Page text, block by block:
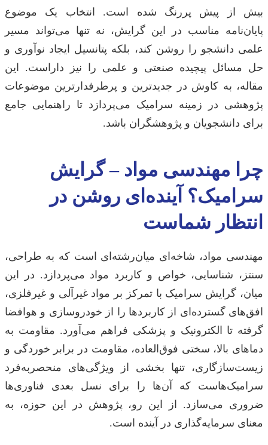
بیش از پیش پررنگ شده است. انتخاب یک موضوع
پایان‌نامه مناسب در این گرایش، نه تنها می‌تواند مسیر
علمی دانشجو را روشن کند، بلکه پتانسیل ایجاد نوآوری و
حل مسائل پیچیده صنعتی و علمی را نیز داراست. این
مقاله، به کاوش در جدیدترین و پرطرفدارترین موضوعات
پژوهشی در زمینه سرامیک می‌پردازد تا راهنمایی جامع
برای دانشجویان و پژوهشگران باشد.
چرا مهندسی مواد – گرایش
سرامیک؟ آینده‌ای روشن در
انتظار شماست
مهندسی مواد، شاخه‌ای میان‌رشته‌ای است که به طراحی،
سنتز، شناسایی، خواص و کاربرد مواد می‌پردازد. در این
میان، گرایش سرامیک با تمرکز بر مواد غیرآلی و غیرفلزی،
افق‌های گسترده‌ای از کاربردها را از خودروسازی و هوافضا
گرفته تا الکترونیک و پزشکی فراهم می‌آورد. مقاومت به
دماهای بالا، سختی فوق‌العاده، مقاومت در برابر خوردگی و
زیست‌سازگاری، تنها بخشی از ویژگی‌های منحصربه‌فرد
سرامیک‌هاست که آن‌ها را برای نسل بعدی فناوری‌ها
ضروری می‌سازد. از این رو، پژوهش در این حوزه، به
معنای سرمایه‌گذاری در آینده است.